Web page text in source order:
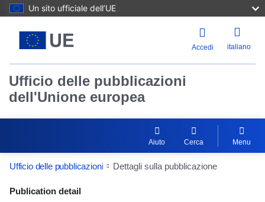
Un sito ufficiale dell’UE
Accedi italiano
Ufficio delle pubblicazioni
dell'Unione europea
Aiuto Cerca Menu
Ufficio delle pubblicazioni Dettagli sulla pubblicazione
Publication Detail Actions Portlet
Publication detail